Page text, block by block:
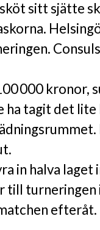
sitt sjätte
000 kronor,
tagit det lite
in halva laget
till turneringen
efteråt.